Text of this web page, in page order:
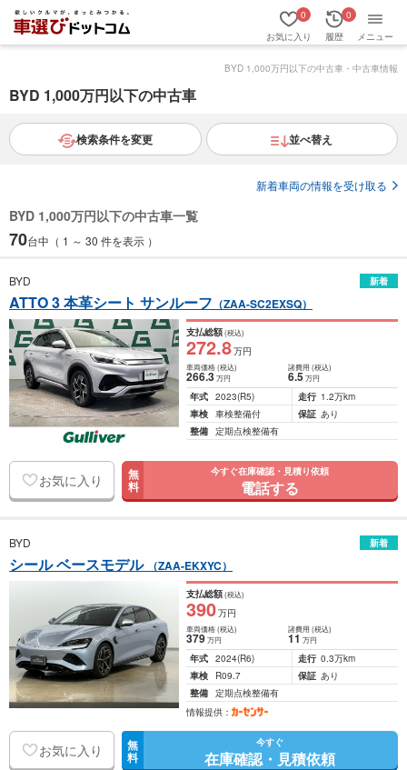
お気に入り
0
履歴
0
メニュー
BYD 1,000万円以下の中古車・中古車情報
BYD 1,000万円以下の中古車
検索条件を変更 並べ替え
新着車両の情報を受け取る
BYD 1,000万円以下の中古車一覧
70台中（ 1 ～ 30 件を表示 ）
BYD 新着
ATTO 3 本革シート サンルーフ （ZAA-SC2EXSQ）
支払総額(税込)
272.8万円
車両価格(税込)
266.3万円
諸費用 (税込)
6.5 万円
年式 2023(R5) 走行 1.2万km
車検 車検整備付 保証 あり
整備 定期点検整備有
お気に入り 無
料
今すぐ在庫確認・見積り依頼
電話する
BYD 新着
シール ベースモデル （ZAA-EKXYC）
支払総額(税込)
390万円
車両価格(税込)
379万円
諸費用 (税込)
11 万円
年式 2024(R6) 走行 0.3万km
車検
R09.7 保証 あり
整備 定期点検整備有
情報提供：
お気に入り 無
料
今すぐ
在庫確認・見積依頼